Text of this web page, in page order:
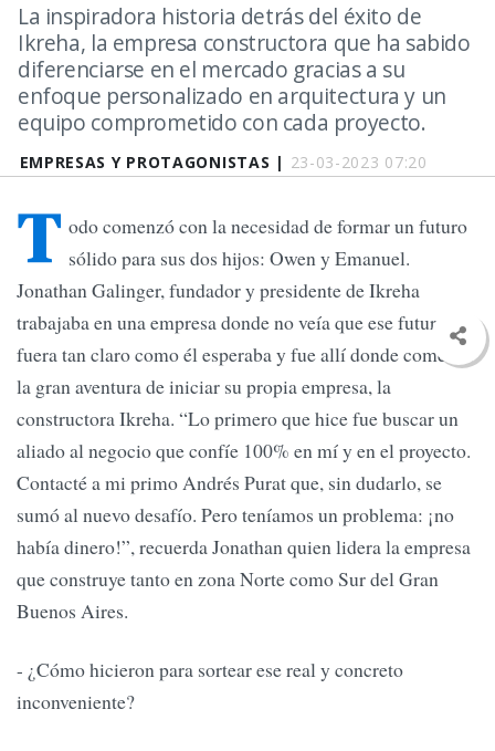
EMPRESAS Y PROTAGONISTAS | 23-03-2023 07:20
La inspiradora historia detrás del éxito de
Ikreha, la empresa constructora que ha sabido
diferenciarse en el mercado gracias a su
enfoque personalizado en arquitectura y un
equipo comprometido con cada proyecto.
T odo comenzó con la necesidad de formar un futuro
sólido para sus dos hijos: Owen y Emanuel.
Jonathan Galinger, fundador y presidente de Ikreha
trabajaba en una empresa donde no veía que ese futuro
fuera tan claro como él esperaba y fue allí donde comenzó
la gran aventura de iniciar su propia empresa, la
constructora Ikreha. “Lo primero que hice fue buscar un
aliado al negocio que confíe 100% en mí y en el proyecto.
Contacté a mi primo Andrés Purat que, sin dudarlo, se
sumó al nuevo desafío. Pero teníamos un problema: ¡no
había dinero!”, recuerda Jonathan quien lidera la empresa
que construye tanto en zona Norte como Sur del Gran
Buenos Aires.
- ¿Cómo hicieron para sortear ese real y concreto
inconveniente?